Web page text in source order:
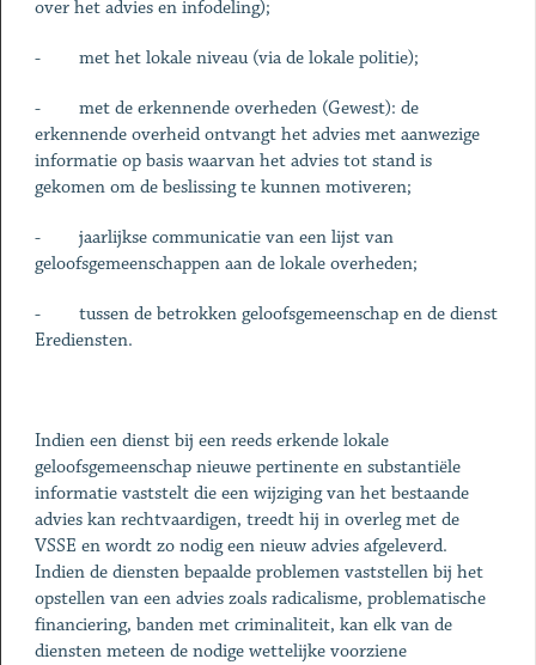
over het advies en infodeling);
- met het lokale niveau (via de lokale politie);
- met de erkennende overheden (Gewest): de
erkennende overheid ontvangt het advies met aanwezige
informatie op basis waarvan het advies tot stand is
gekomen om de beslissing te kunnen motiveren;
- jaarlijkse communicatie van een lijst van
geloofsgemeenschappen aan de lokale overheden;
- tussen de betrokken geloofsgemeenschap en de dienst
Erediensten.
Indien een dienst bij een reeds erkende lokale
geloofsgemeenschap nieuwe pertinente en substantiële
informatie vaststelt die een wijziging van het bestaande
advies kan rechtvaardigen, treedt hij in overleg met de
VSSE en wordt zo nodig een nieuw advies afgeleverd.
Indien de diensten bepaalde problemen vaststellen bij het
opstellen van een advies zoals radicalisme, problematische
financiering, banden met criminaliteit, kan elk van de
diensten meteen de nodige wettelijke voorziene